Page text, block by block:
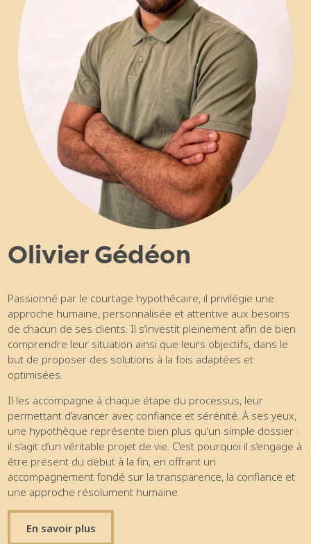
Olivier Gédéon
Passionné par le courtage hypothécaire, il privilégie une
approche humaine, personnalisée et attentive aux besoins
de chacun de ses clients. Il s’investit pleinement afin de bien
comprendre leur situation ainsi que leurs objectifs, dans le
but de proposer des solutions à la fois adaptées et
optimisées.
Il les accompagne à chaque étape du processus, leur
permettant d’avancer avec confiance et sérénité. À ses yeux,
une hypothèque représente bien plus qu’un simple dossier :
il s’agit d’un véritable projet de vie. C’est pourquoi il s’engage à
être présent du début à la fin, en offrant un
accompagnement fondé sur la transparence, la confiance et
une approche résolument humaine.
En savoir plus